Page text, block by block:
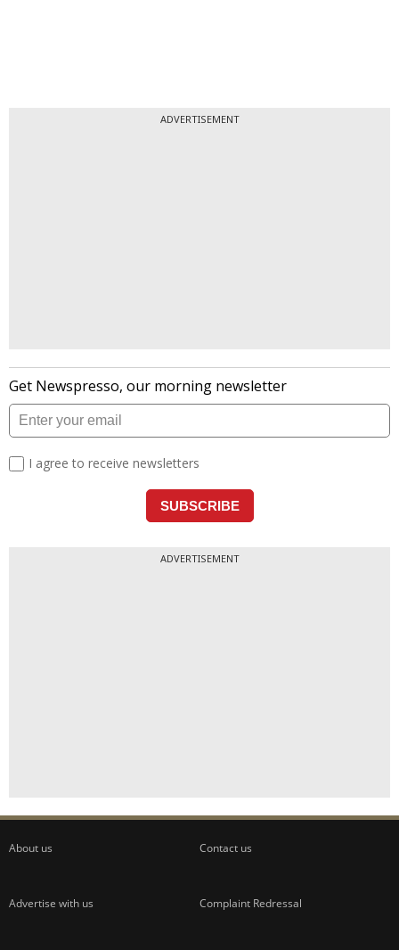
ADVERTISEMENT
ADVERTISEMENT
About us Contact us
Advertise with us Complaint Redressal